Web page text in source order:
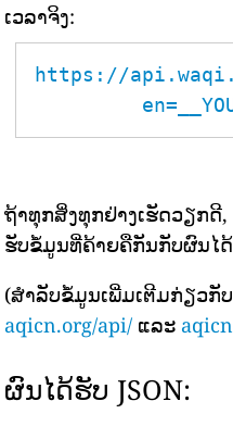
ເວລາຈິງ:
https://
ຖ້າທຸກສິ່ງທຸກຢ່າງເຮັດວຽກ
ຮັບຂໍ້ມູນທີ່ຄ້າຍຄືກັນກັບຜົນໄ
(ສຳລັບຂໍ້ມູນເພີ່ມເຕີມກ່ຽວກັບ
aqicn.org/api/ ແລະ
ຜົນໄດ້ຮັບ JSON: